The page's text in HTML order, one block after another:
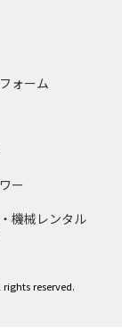
ォーム
ー
機械レンタル
rights reserved.